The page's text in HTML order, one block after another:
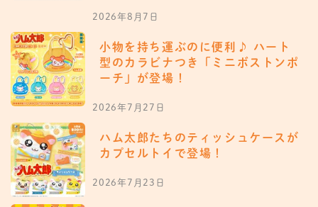
2026年8月7日
小物を持ち運ぶのに便利♪ ハート
型のカラビナつき「ミニボストンポ
ーチ」が登場！
2026年7月27日
ハム太郎たちのティッシュケースが
カプセルトイで登場！
2026年7月23日